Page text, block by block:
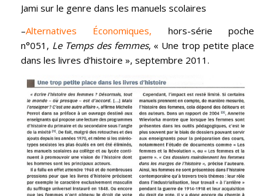
Jami sur le genre dans les manuels scolaires
–Alternatives Économiques, hors-série poche
n°051, Le Temps des femmes, « Une trop petite place
dans les livres d’histoire », septembre 2011.